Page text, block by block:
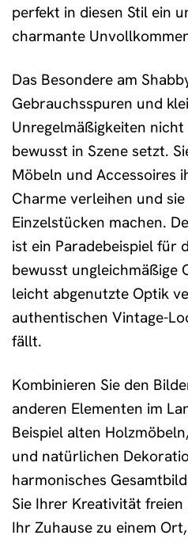
perfekt in diesen Stil ein
charmante
Das Besondere am
Gebrauchsspuren und
Unregelmäßigkeiten
bewusst in Szene setzt.
Möbeln und Accessoires
Charme verleihen und
Einzelstücken machen.
ist ein Paradebeispiel für
bewusst ungleichmäßige
leicht abgenutzte Optik
authentischen Vintage-
fällt.
Kombinieren Sie den
anderen Elementen im
Beispiel alten
und natürlichen
harmonisches
Sie Ihrer Kreativität
Ihr Zuhause zu einem